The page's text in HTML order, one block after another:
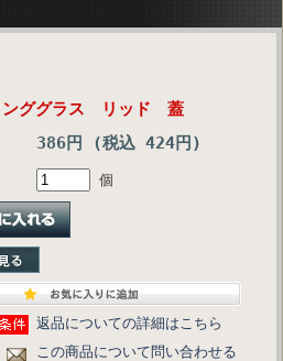
ンググラス リッド 蓋
386円 (税込 424円)
個
返品についての詳細はこちら
この商品について問い合わせる